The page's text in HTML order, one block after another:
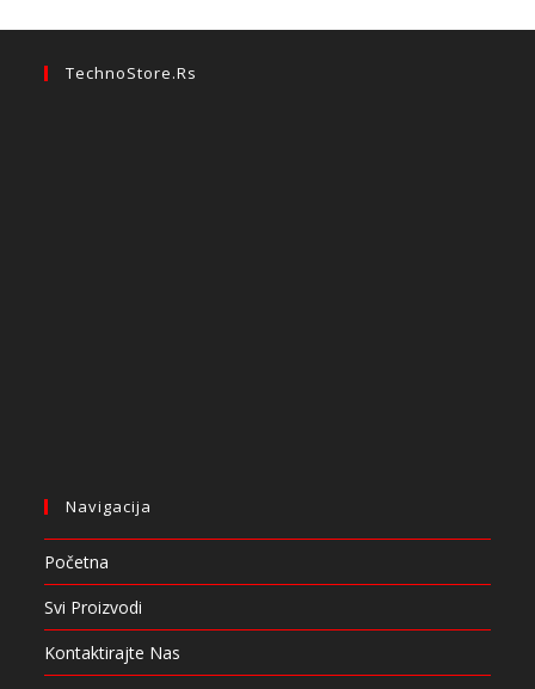
TechnoStore.rs
Navigacija
Početna
Svi Proizvodi
Kontaktirajte Nas